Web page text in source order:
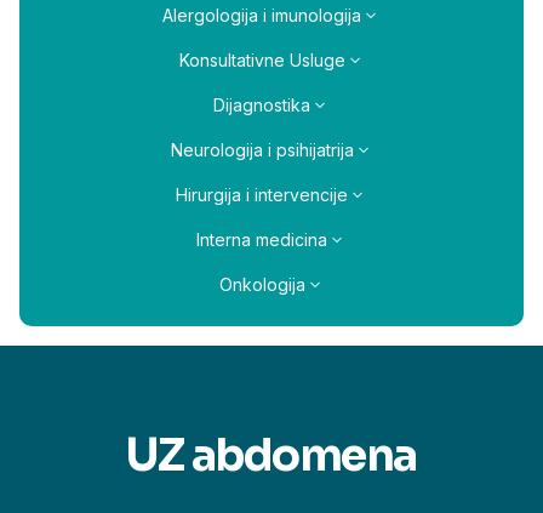
Alergologija i imunologija
Konsultativne Usluge
Dijagnostika
Neurologija i psihijatrija
Hirurgija i intervencije
Interna medicina
Onkologija
UZ abdomena